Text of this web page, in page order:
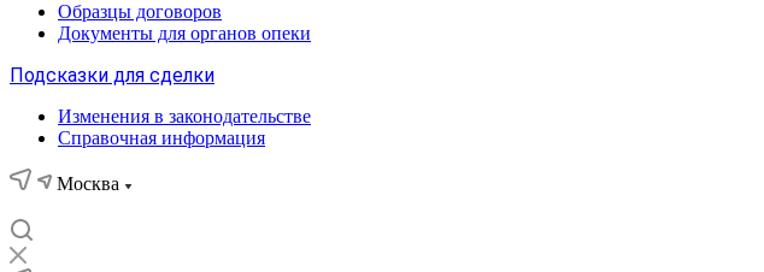
Образцы договоров
Документы для органов опеки
Подсказки для сделки
Изменения в законодательстве
Справочная информация
Москва